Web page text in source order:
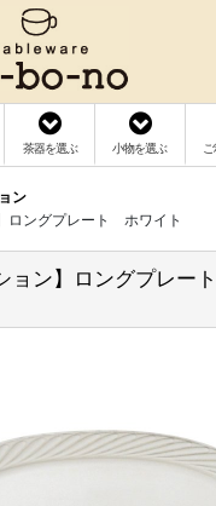
茶器を選ぶ 小物を選ぶ
ン
ロングプレート ホワイト
ョン】ロングプレー